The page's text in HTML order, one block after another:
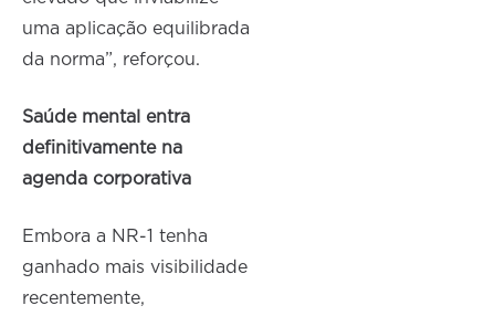
uma aplicação equilibrada
da norma”, reforçou.
Saúde mental entra
definitivamente na
agenda corporativa
Embora a NR-1 tenha
ganhado mais visibilidade
recentemente,